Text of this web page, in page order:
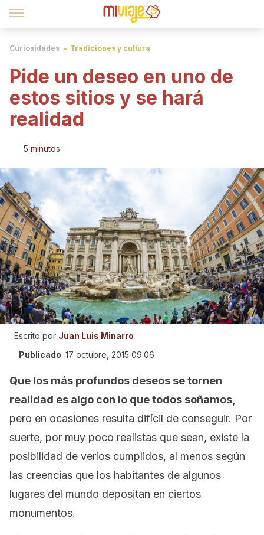
Curiosidades Tradiciones y cultura
Pide un deseo en uno de
estos sitios y se hará
realidad
5 minutos
Escrito por Juan Luis Minarro
Publicado: 17 octubre, 2015 09:06
Que los más profundos deseos se tornen
realidad es algo con lo que todos soñamos,
pero en ocasiones resulta difícil de conseguir. Por
suerte, por muy poco realistas que sean, existe la
posibilidad de verlos cumplidos, al menos según
las creencias que los habitantes de algunos
lugares del mundo depositan en ciertos
monumentos.